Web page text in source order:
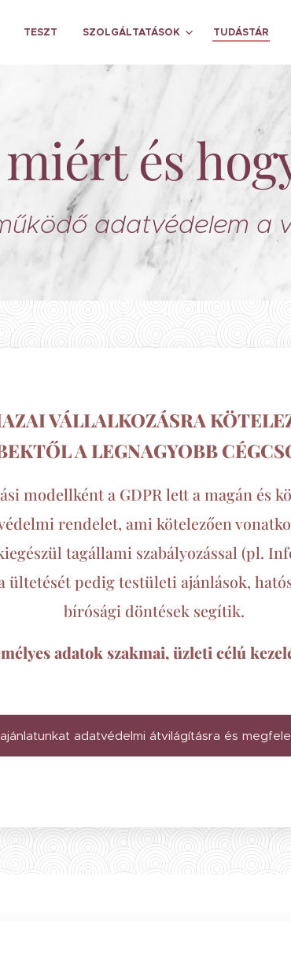
TESZT SZOLGÁLTATÁSOK TUDÁSTÁR
és
adatvédelem a
VÁLLALKOZÁSRA
A LEGNAGYOBB
modellként a GDPR lett a magán és
rendelet, ami kötelezően
tagállami szabályozással (pl.
ültetését pedig testületi ajánlások,
bírósági döntések segítik.
adatok szakmai, üzleti célú
adatvédelmi átvilágításra és